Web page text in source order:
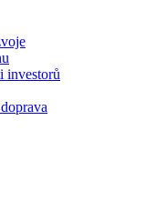
investorů